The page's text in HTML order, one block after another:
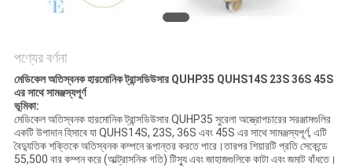
পণ্যের বর্ণনা
মেডিকেল অতিস্বনক হারমোনিক ট্রান্সডিউসার QUHP35 QUHS14S 23S 36S 45S
এর সাথে সামঞ্জস্যপূর্ণ
ভূমিকা:
মেডিকেল অতিস্বনক হারমোনিক ট্রান্সডিউসার QUHP35 সুরেলা অস্ত্রোপচারের সরঞ্জামগুলির
একটি উপাদান হিসাবে যা QUHS14S, 23S, 36S এবং 45S এর সাথে সামঞ্জস্যপূর্ণ, এটি
বৈদ্যুতিক শক্তিকে অতিস্বনক কম্পনে রূপান্তর করতে পারে।তারপর শিয়ারটি প্রতি সেকেন্ডে
55,500 বার কম্পন করে (আল্ট্রাসনিক গতি) টিস্যু এবং জাহাজগুলিকে কাটা এবং জমাট বাঁধতে।